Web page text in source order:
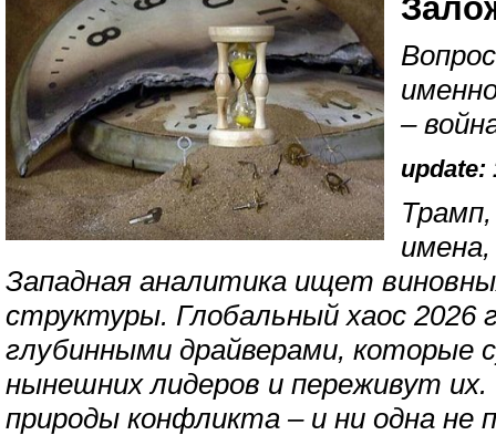
–
update:
имена,
Западная аналитика ищет
структуры. Глобальный хаос 2026
глубинными драйверами, которые
нынешних лидеров и переживут
природы конфликта – и ни одна не